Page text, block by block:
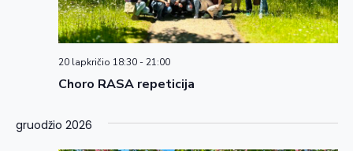
Choro RASA repeticija
20 lapkričio 18:30- 21:00
gruodžio 2026